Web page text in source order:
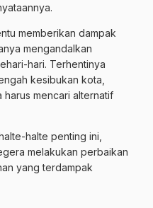
memberikan dampak
mengandalkan
hari. Terhentinya
kesibukan kota,
mencari alternatif
halte penting ini,
melakukan perbaikan
yang terdampak